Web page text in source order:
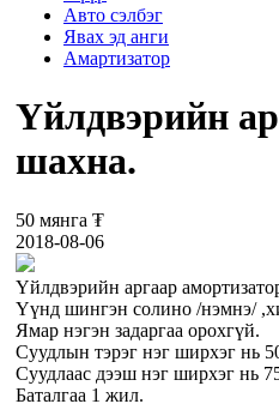
Авто сэлбэг
Явах эд анги
Амартизатор
Үйлдвэрийн
шахна.
50 мянга ₮
2018-08-06
Үйлдвэрийн аргаар
Үүнд шингэн солино /нэмнэ/
Ямар нэгэн задаргаа орохгүй.
Суудлын тэрэг нэг ширхэг нь
Суудлаас дээш нэг ширхэг нь
Баталгаа 1 жил.